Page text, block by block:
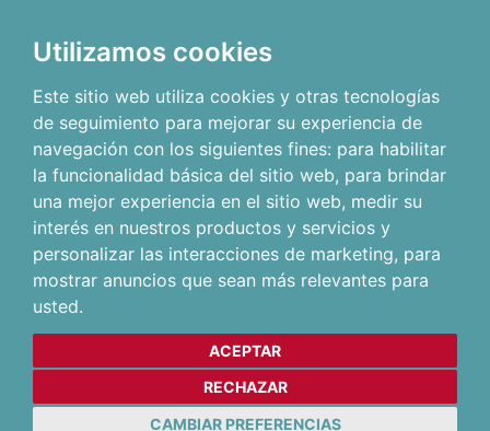
Utilizamos cookies
Este sitio web utiliza cookies y otras tecnologías
de seguimiento para mejorar su experiencia de
navegación con los siguientes fines: para habilitar
la funcionalidad básica del sitio web, para brindar
una mejor experiencia en el sitio web, medir su
interés en nuestros productos y servicios y
personalizar las interacciones de marketing, para
mostrar anuncios que sean más relevantes para
usted.
ACEPTAR
RECHAZAR
CAMBIAR PREFERENCIAS